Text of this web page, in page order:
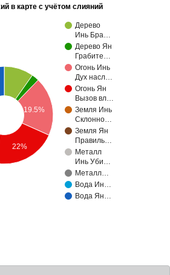
в карте с учётом слияний
Дерево
Инь Бра…
Дерево Ян
Грабите…
Огонь Инь
Дух насл…
Огонь Ян
Вызов вл…
Земля Инь
Склонно…
Земля Ян
Правиль…
Металл
Инь Уби…
Металл…
Вода Ин…
Вода Ян…
19.5%
22%